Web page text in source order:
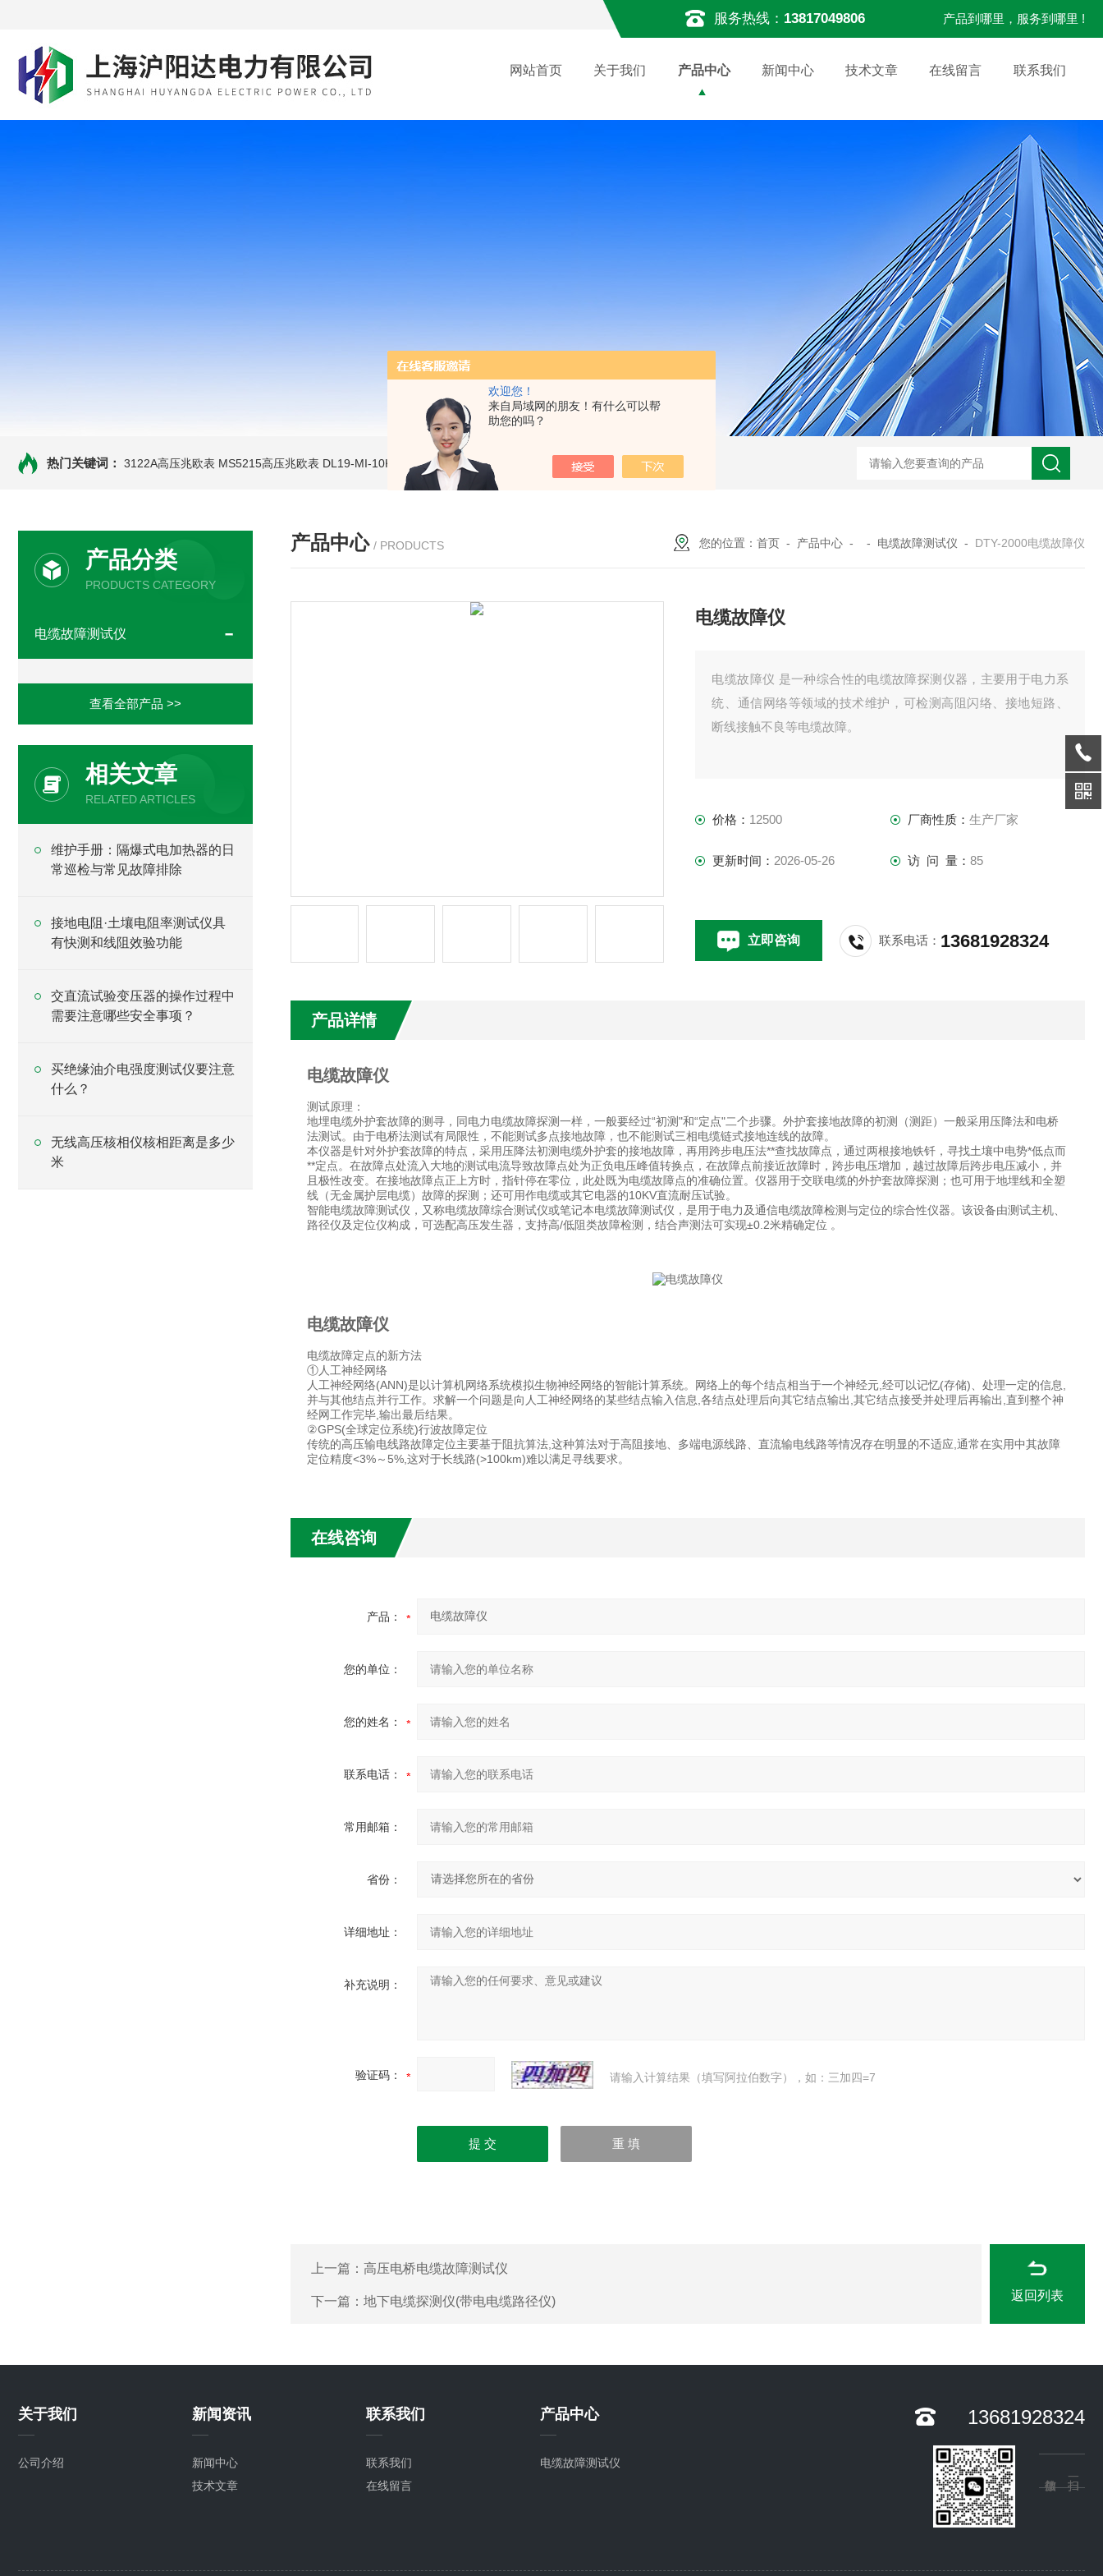
欢迎您！
来自局域网的朋友！有什么可以帮
助您的吗？
服务热线： 13817049806 产品到哪里，服务到哪里 !
网站首页 关于我们 产品中心 新闻中心 技术文章 在线留言 联系我们
热门关键词： 3122A高压兆欧表 MS5215高压兆欧表 DL19-MI-10KVe 高压兆欧表 5000V数字高压兆欧表 CS2077型CS2077高压兆欧表校验仪 GM-5KV-20KV型可调高压兆欧表GM-5KV-20KV nl3203型
产品分类
PRODUCTS CATEGORY
电缆故障测试仪
查看全部产品 >>
相关文章
RELATED ARTICLES
维护手册：隔爆式电加热器的日
常巡检与常见故障排除
接地电阻·土壤电阻率测试仪具
有快测和线阻效验功能
交直流试验变压器的操作过程中
需要注意哪些安全事项？
买绝缘油介电强度测试仪要注意
什么？
无线高压核相仪核相距离是多少
米
产品中心 / PRODUCTS 您的位置： 首页 - 产品中心 - - 电缆故障测试仪 - DTY-2000电缆故障仪
电缆故障仪
电缆故障仪 是一种综合性的电缆故障探测仪器，主要用于电力系
统、通信网络等领域的技术维护，可检测高阻闪络、接地短路、
断线接触不良等电缆故障。
价格： 12500 厂商性质： 生产厂家
更新时间： 2026-05-26 访 问 量： 85
立即咨询 联系电话： 13681928324
产品详情
电缆故障仪
测试原理：
地埋电缆外护套故障的测寻，同电力电缆故障探测一样，一般要经过“初测"和“定点"二个步骤。外护套接地故障的初测（测距）一般采用压降法和电桥
法测试。由于电桥法测试有局限性，不能测试多点接地故障，也不能测试三相电缆链式接地连线的故障。
本仪器是针对外护套故障的特点，采用压降法初测电缆外护套的接地故障，再用跨步电压法**查找故障点，通过两根接地铁钎，寻找土壤中电势*低点而
**定点。在故障点处流入大地的测试电流导致故障点处为正负电压峰值转换点，在故障点前接近故障时，跨步电压增加，越过故障后跨步电压减小，并
且极性改变。在接地故障点正上方时，指针停在零位，此处既为电缆故障点的准确位置。仪器用于交联电缆的外护套故障探测；也可用于地埋线和全塑
线（无金属护层电缆）故障的探测；还可用作电缆或其它电器的10KV直流耐压试验。
智能电缆故障测试仪，又称电缆故障综合测试仪或笔记本电缆故障测试仪，是用于电力及通信电缆故障检测与定位的综合性仪器。该设备由测试主机、
路径仪及定位仪构成，可选配高压发生器，支持高/低阻类故障检测，结合声测法可实现±0.2米精确定位 。
电缆故障仪
电缆故障定点的新方法
①人工神经网络
人工神经网络(ANN)是以计算机网络系统模拟生物神经网络的智能计算系统。网络上的每个结点相当于一个神经元,经可以记忆(存储)、处理一定的信息,
并与其他结点并行工作。求解一个问题是向人工神经网络的某些结点输入信息,各结点处理后向其它结点输出,其它结点接受并处理后再输出,直到整个神
经网工作完毕,输出最后结果。
②GPS(全球定位系统)行波故障定位
传统的高压输电线路故障定位主要基于阻抗算法,这种算法对于高阻接地、多端电源线路、直流输电线路等情况存在明显的不适应,通常在实用中其故障
定位精度<3%～5%,这对于长线路(>100km)难以满足寻线要求。
在线咨询
产品：
您的单位：
您的姓名：
联系电话：
常用邮箱：
省份：
详细地址：
补充说明：
验证码： 请输入计算结果（填写阿拉伯数字），如：三加四=7
上一篇： 高压电桥电缆故障测试仪
下一篇： 地下电缆探测仪(带电电缆路径仪) 返回列表
关于我们
公司介绍
新闻资讯
新闻中心
技术文章
联系我们
联系我们
在线留言
产品中心
电缆故障测试仪
13681928324